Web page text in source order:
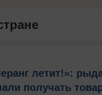
летит!»:
получать